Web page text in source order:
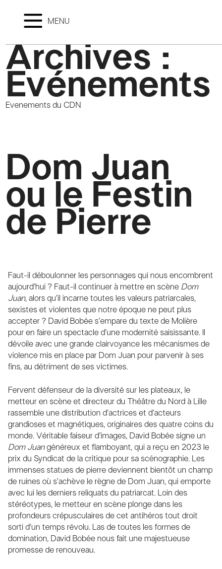
MENU
Archives :
Evénements
Evenements du CDN
Dom Juan
ou le Festin
de Pierre
Faut-il déboulonner les personnages qui nous encombrent
aujourd’hui ? Faut-il continuer à mettre en scène Dom
Juan, alors qu’il incarne toutes les valeurs patriarcales,
sexistes et violentes que notre époque ne peut plus
accepter ? David Bobée s’empare du texte de Molière
pour en faire un spectacle d’une modernité saisissante. Il
dévoile avec une grande clairvoyance les mécanismes de
violence mis en place par Dom Juan pour parvenir à ses
fins, au détriment de ses victimes.
Fervent défenseur de la diversité sur les plateaux, le
metteur en scène et directeur du Théâtre du Nord à Lille
rassemble une distribution d’actrices et d’acteurs
grandioses et magnétiques, originaires des quatre coins du
monde. Véritable faiseur d’images, David Bobée signe un
Dom Juangénéreux et flamboyant, qui a reçu en 2023 le
prix du Syndicat de la critique pour sa scénographie. Les
immenses statues de pierre deviennent bientôt un champ
de ruines où s’achève le règne de Dom Juan, qui emporte
avec lui les derniers reliquats du patriarcat. Loin des
stéréotypes, le metteur en scène plonge dans les
profondeurs crépusculaires de cet antihéros tout droit
sorti d’un temps révolu. Las de toutes les formes de
domination, David Bobée nous fait une majestueuse
promesse de renouveau.